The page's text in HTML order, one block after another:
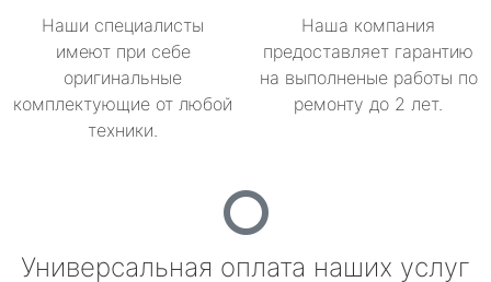
Наши специалисты
имеют при себе
оригинальные
комплектующие от любой
техники.
Наша компания
предоставляет гарантию
на выполненые работы по
ремонту до 2 лет.
Универсальная оплата наших услуг